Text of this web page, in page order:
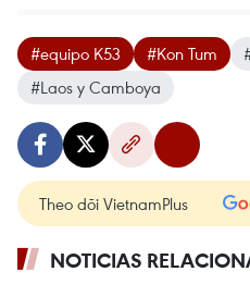
#equipo K53 #Kon Tum
#Laos y Camboya
Theo dõi VietnamPlus
NOTICIAS